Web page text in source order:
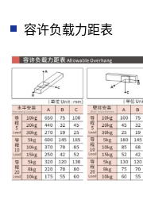
容许负载力距表